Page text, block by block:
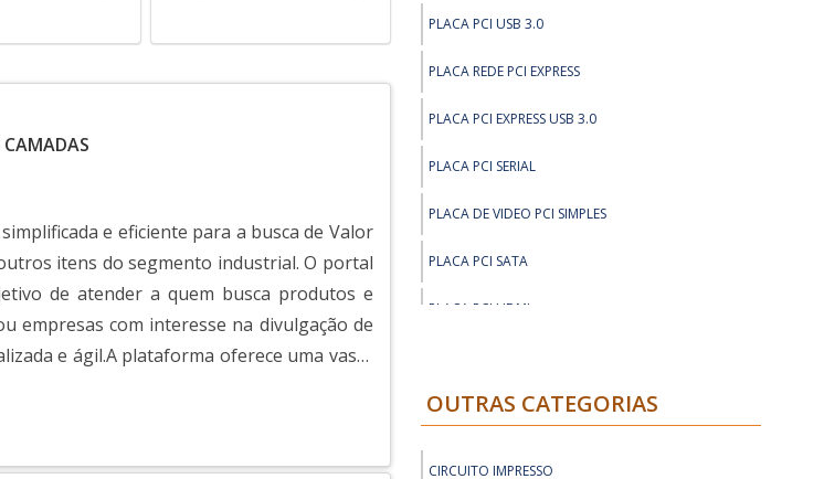
CAMADAS
e eficiente para a busca de Valor
itens do segmento industrial. O portal
de atender a quem busca produtos e
empresas com interesse na divulgação de
e ágil.A plataforma oferece uma vasta
PLACA PCI USB 3.0
PLACA REDE PCI EXPRESS
PLACA PCI EXPRESS USB 3.0
PLACA PCI SERIAL
PLACA DE VIDEO PCI SIMPLES
PLACA PCI SATA
PLACA PCI HDMI
PLACA PCI PARALELA
OUTRAS CATEGORIAS
CIRCUITO IMPRESSO